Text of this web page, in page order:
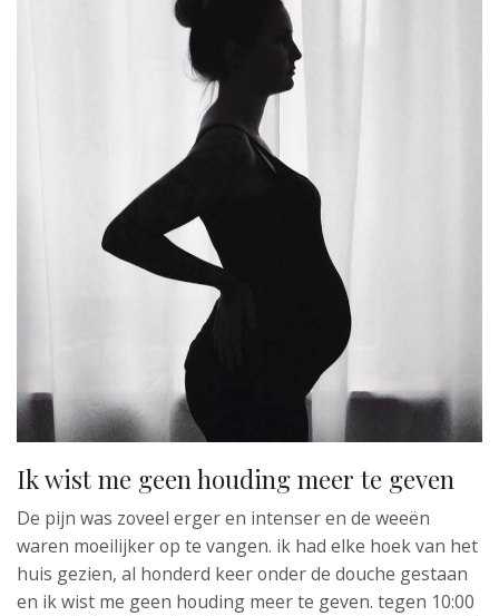
Ik wist me geen houding meer te geven
De pijn was zoveel erger en intenser en de weeën
waren moeilijker op te vangen. ik had elke hoek van het
huis gezien, al honderd keer onder de douche gestaan
en ik wist me geen houding meer te geven. tegen 10:00